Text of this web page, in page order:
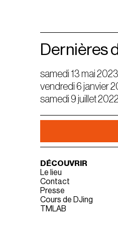
Dernières
samedi 13 mai 2023
vendredi 6 janvier
samedi 9 juillet 2022
DÉCOUVRIR
Le lieu
Contact
Presse
Cours de DJing
TMLAB